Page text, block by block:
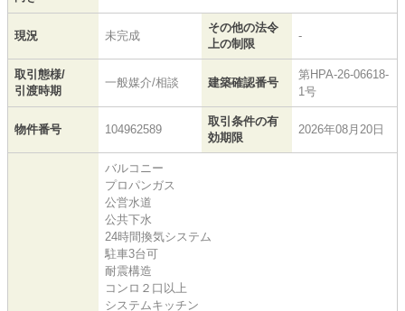
現況 未完成
その他の法令
上の制限
-
取引態様/
引渡時期
一般媒介/相談 建築確認番号
第HPA-26-06618-
1号
物件番号 104962589
取引条件の有
効期限
2026年08月20日
バルコニー
プロパンガス
公営水道
公共下水
24時間換気システム
駐車3台可
耐震構造
コンロ２口以上
システムキッチン